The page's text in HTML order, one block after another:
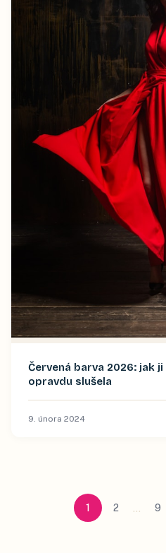
Červená barva 2026: jak
opravdu slušela
9. února 2024
1 2 … 9